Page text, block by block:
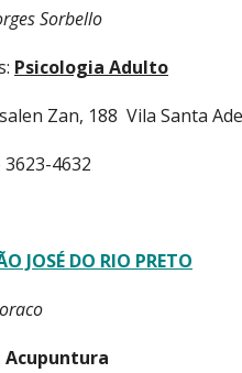
Sorbello
Psicologia Adulto
Zan, 188 Vila Santa
4632
JOSÉ DO RIO PRETO
Acupuntura